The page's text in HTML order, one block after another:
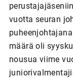
vuotta seuran
määrä oli
nousua viime